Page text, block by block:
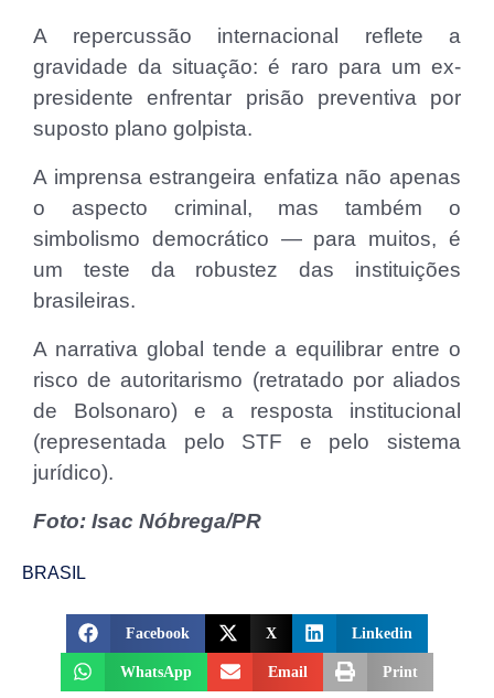
A repercussão internacional reflete a
gravidade da situação: é raro para um ex-
presidente enfrentar prisão preventiva por
suposto plano golpista.
A imprensa estrangeira enfatiza não apenas
o aspecto criminal, mas também o
simbolismo democrático — para muitos, é
um teste da robustez das instituições
brasileiras.
A narrativa global tende a equilibrar entre o
risco de autoritarismo (retratado por aliados
de Bolsonaro) e a resposta institucional
(representada pelo STF e pelo sistema
jurídico).
Foto: Isac Nóbrega/PR
BRASIL
Facebook X Linkedin
WhatsApp Email Print